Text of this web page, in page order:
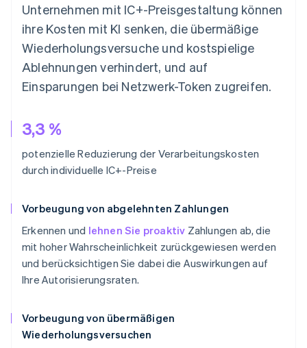
Unternehmen mit IC+-Preisgestaltung können
ihre Kosten mit KI senken, die übermäßige
Wiederholungsversuche und kostspielige
Ablehnungen verhindert, und auf
Einsparungen bei Netzwerk-Token zugreifen.
3,3 %
potenzielle Reduzierung der Verarbeitungskosten
durch individuelle IC+-Preise
Vorbeugung von abgelehnten Zahlungen
Erkennen und lehnen Sie proaktiv Zahlungen ab, die
mit hoher Wahrscheinlichkeit zurückgewiesen werden
und berücksichtigen Sie dabei die Auswirkungen auf
Ihre Autorisierungsraten.
Vorbeugung von übermäßigen
Wiederholungsversuchen